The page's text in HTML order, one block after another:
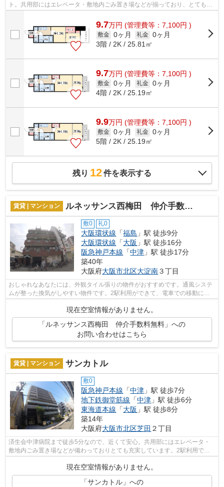
ト。共用部にはエレベータ・敷地内ごみ置き場などが揃っており、とても充
実しています。こちらの物件はマンシ...
9.7万円 (管理費等：7,100円 )
敷金 0ヶ月 礼金 0ヶ月
3階 / 2K / 25.81㎡
9.7万円 (管理費等：7,100円 )
敷金 0ヶ月 礼金 0ヶ月
4階 / 2K / 25.19㎡
9.9万円 (管理費等：7,100円 )
敷金 0ヶ月 礼金 0ヶ月
5階 / 2K / 25.19㎡
残り 12件を表示する
賃貸 | マンション ルネッサンス西梅田 仲介手数料無料
敷0 礼0
大阪環状線 「福島 」駅 徒歩9分
大阪環状線 「大阪 」駅 徒歩16分
阪急神戸本線 「中津 」駅 徒歩17分
築40年
大阪府大阪市北区大淀南３丁目
おしゃれなあなたには、外観タイル張りの物件がおすすめです。通風システ
ムが整った換気がしやすい物件です。2駅利用ができて、電車での移動に役
立つ物件です。こちらの物件はマンショ...
現在空室情報がありません。
「ルネッサンス西梅田 仲介手数料無料」への
お問い合わせはこちら
賃貸 | マンション サンカトル
敷0
阪急神戸本線 「中津 」駅 徒歩7分
地下鉄御堂筋線 「中津 」駅 徒歩6分
東海道本線 「大阪 」駅 徒歩8分
築14年
大阪府大阪市北区芝田 ２丁目
済生会中津病院まで徒歩5分なので、近くて安心。共用部にはエレベータ・
敷地内ごみ置き場などが備わっておりとても充実しています。2駅利用でき
現在空室情報がありません。
「サンカトル」への